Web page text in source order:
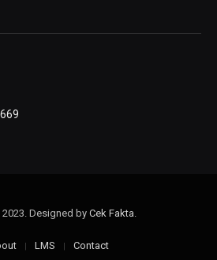
Designed byCek Fakta
LMS Contact